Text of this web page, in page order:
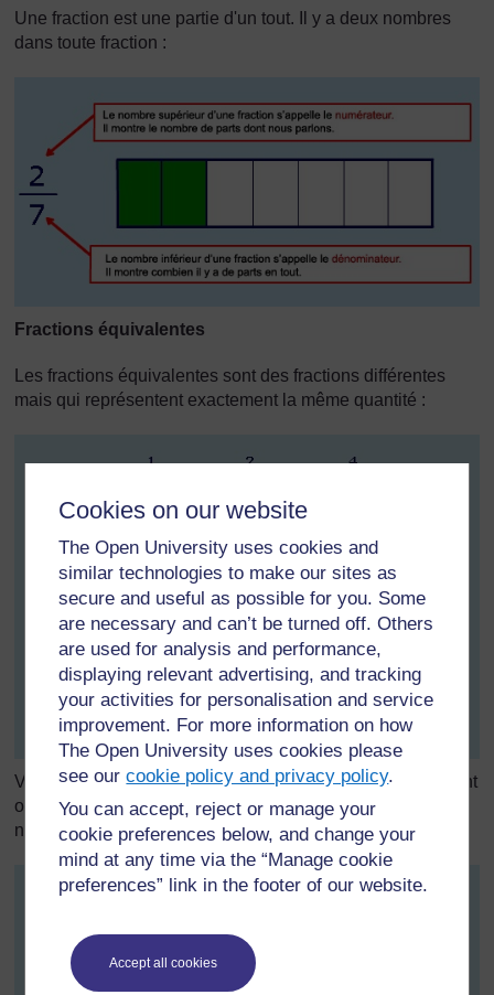
Cookies on our website
The Open University uses cookies and
similar technologies to make our sites as
secure and useful as possible for you. Some
are necessary and can’t be turned off. Others
are used for analysis and performance,
displaying relevant advertising, and tracking
your activities for personalisation and service
improvement. For more information on how
The Open University uses cookies please
see ourcookie policy and privacy policy.
You can accept, reject or manage your
cookie preferences below, and change your
mind at any time via the “Manage cookie
preferences” link in the footer of our website.
Accept all cookies
Une fraction est une partie d'un tout. Il y a deux nombres
dans toute fraction :
Fractions équivalentes
Les fractions équivalentes sont des fractions différentes
mais qui représentent exactement la même quantité :
Vous pouvez créer des fractions équivalentes en multipliant
ou divisant le numérateur et le dénominateur par le même
nombre: